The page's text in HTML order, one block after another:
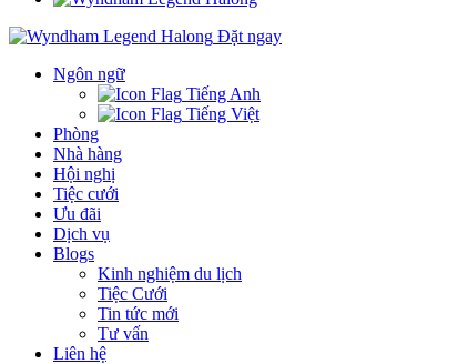
Đặt ngay
Ngôn ngữ
Tiếng Anh
Tiếng Việt
Phòng
Nhà hàng
Hội nghị
Tiệc cưới
Ưu đãi
Dịch vụ
Blogs
Kinh nghiệm du lịch
Tiệc Cưới
Tin tức mới
Tư vấn
Liên hệ